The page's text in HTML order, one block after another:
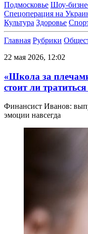
Подмосковье Шоу-
Спецоперация на
Культура Здоровье
Главная Рубрики
22 мая 2026, 12:02
«Школа за
стоит ли
Финансист Иванов:
эмоции навсегда